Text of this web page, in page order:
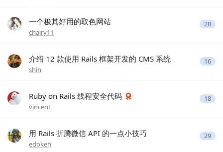
一个极其好用的取色网站
chairy11
28
介绍 12 款使用 Rails 框架开发的 CMS 系统
shin
16
Ruby on Rails 线程安全代码
vincent
18
用 Rails 折腾微信 API 的一点小技巧
edokeh
29